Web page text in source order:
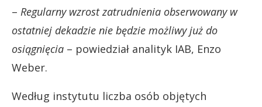
– Regularny wzrost zatrudnienia obserwowany w
ostatniej dekadzie nie będzie możliwy już do
osiągnięcia – powiedział analityk IAB, Enzo
Weber.
Według instytutu liczba osób objętych